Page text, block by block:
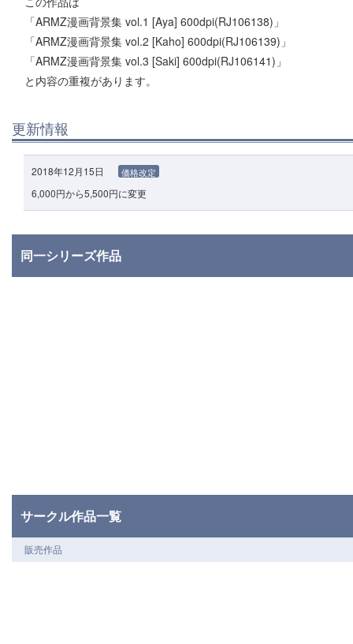
「ARMZ漫画背景集 vol.1 [Aya] 600dpi(RJ106138)」
「ARMZ漫画背景集 vol.2 [Kaho] 600dpi(RJ106139)」
「ARMZ漫画背景集 vol.3 [Saki] 600dpi(RJ106141)」
と内容の重複があります。
更新情報
2018年12月15日 価格改定
6,000円から5,500円に変更
同一シリーズ作品
サークル作品一覧
販売作品